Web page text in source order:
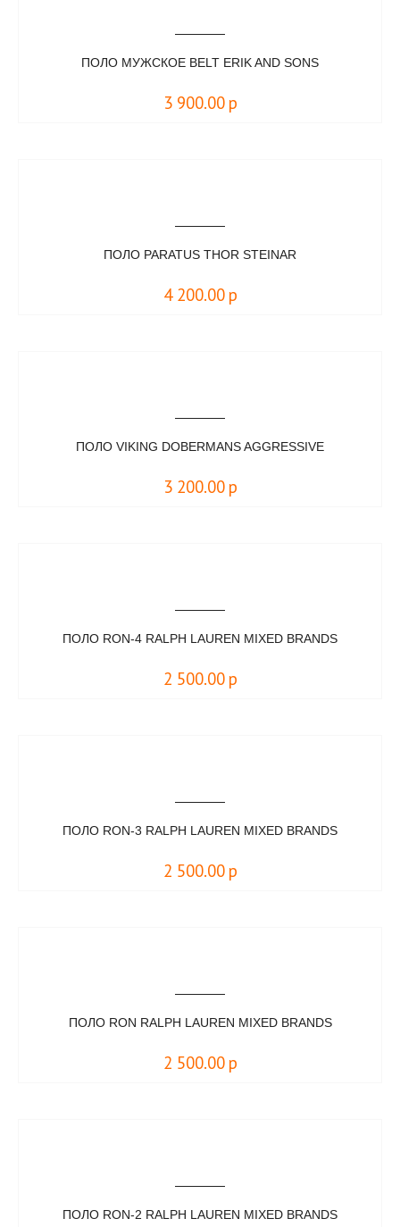
ПОЛО МУЖСКОЕ BELT ERIK AND SONS
3 900.00 р
ПОЛО PARATUS THOR STEINAR
4 200.00 р
ПОЛО VIKING DOBERMANS AGGRESSIVE
3 200.00 р
ПОЛО RON-4 RALPH LAUREN MIXED BRANDS
2 500.00 р
ПОЛО RON-3 RALPH LAUREN MIXED BRANDS
2 500.00 р
ПОЛО RON RALPH LAUREN MIXED BRANDS
2 500.00 р
ПОЛО RON-2 RALPH LAUREN MIXED BRANDS